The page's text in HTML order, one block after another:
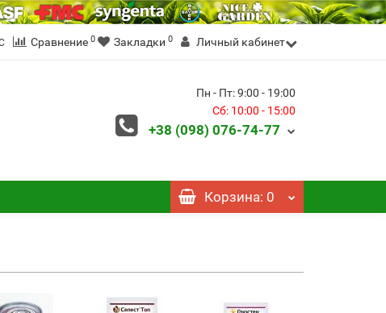
Сравнение 0 Закладки 0 Личный кабинет
Пн - Пт: 9:00 - 19:00
Сб: 10:00 - 15:00
+38 (098) 076-74-77
Корзина: 0